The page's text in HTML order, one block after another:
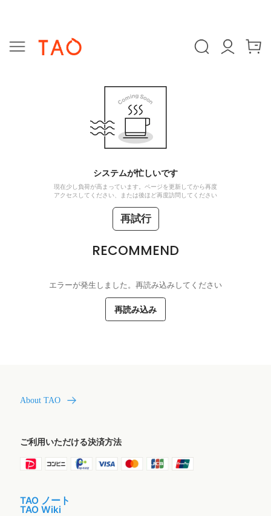
システムが忙しいです
現在少し負荷が高まっています。ページを更新してから再度
アクセスしてください、または後ほど再度訪問してください
再試行
RECOMMEND
エラーが発生しました。再読み込みしてください
再読み込み
About TAO
ご利用いただける決済方法
TAO ノート
TAO Wiki